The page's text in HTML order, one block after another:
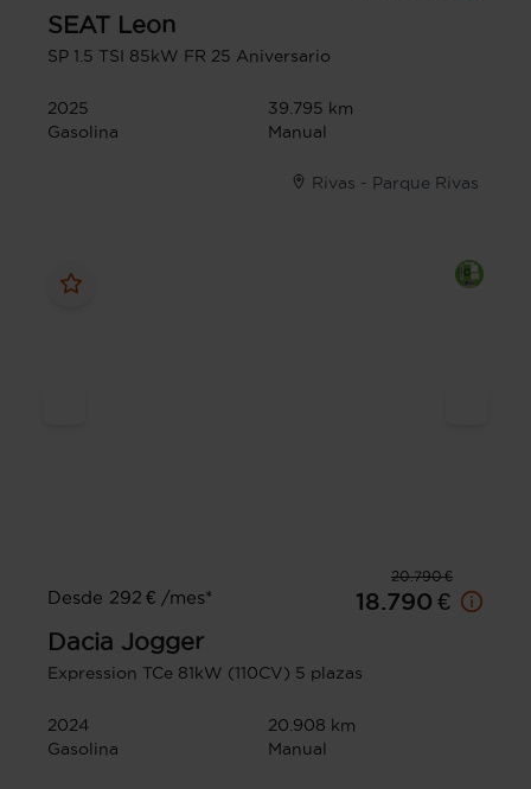
SEAT Leon
SP 1.5 TSI 85kW FR 25 Aniversario
2025
39.795 km
Gasolina
Manual
Rivas - Parque Rivas
20.790 €
Desde 292 € /mes*
18.790 €
Dacia Jogger
Expression TCe 81kW (110CV) 5 plazas
2024
20.908 km
Gasolina
Manual